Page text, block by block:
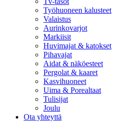
Työhuoneen kalusteet
Valaistus
Aurinkovarjot
Markiisit
Huvimajat & katokset
Pihavajat
Aidat & näköesteet
Pergolat & kaaret
Kasvihuoneet
Uima & Porealtaat
Tulisijat
Joulu
Ota yhteyttä